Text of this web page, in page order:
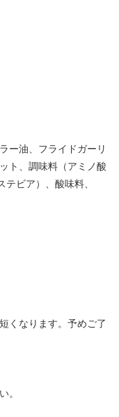
ー油、フライドガーリ
ト、調味料（アミノ酸
ビア）、酸味料、
くなります。予めご了
。